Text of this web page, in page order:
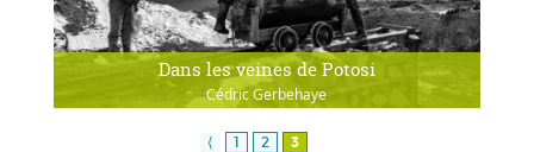
Dans les veines de Potosi
Cédric Gerbehaye
⟨ 1 2
3